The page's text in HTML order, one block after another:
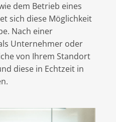
dem Betrieb eines
sich diese Möglichkeit
Nach einer
Unternehmer oder
von Ihrem Standort
diese in Echtzeit in